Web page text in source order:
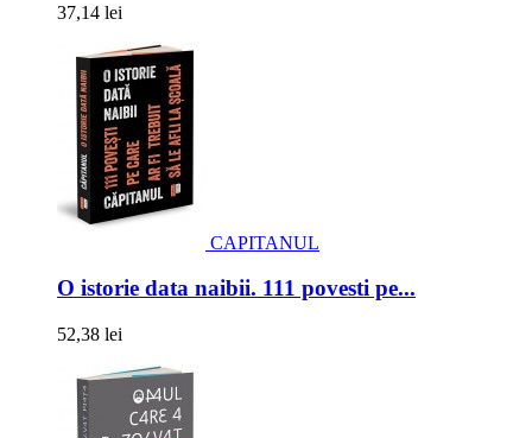
37,14 lei
CAPITANUL
O istorie data naibii. 111 povesti pe...
52,38 lei